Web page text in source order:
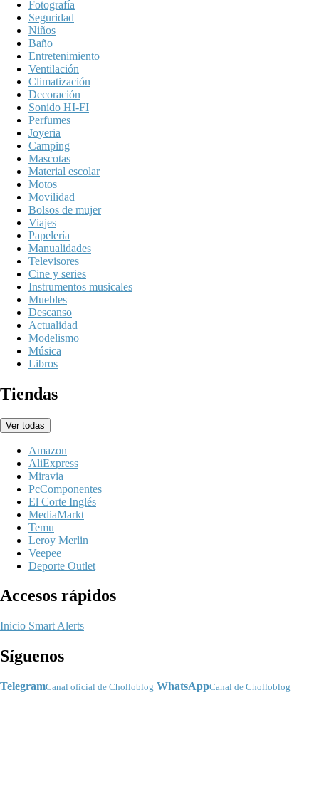
Fotografía
Seguridad
Niños
Baño
Entretenimiento
Ventilación
Climatización
Decoración
Sonido HI-FI
Perfumes
Joyeria
Camping
Mascotas
Material escolar
Motos
Movilidad
Bolsos de mujer
Viajes
Papelería
Manualidades
Televisores
Cine y series
Instrumentos musicales
Muebles
Descanso
Actualidad
Modelismo
Música
Libros
Tiendas
Ver todas
Amazon
AliExpress
Miravia
PcComponentes
El Corte Inglés
MediaMarkt
Temu
Leroy Merlin
Veepee
Deporte Outlet
Accesos rápidos
Inicio Smart Alerts
Síguenos
TelegramCanal oficial de Cholloblog WhatsAppCanal de Cholloblog